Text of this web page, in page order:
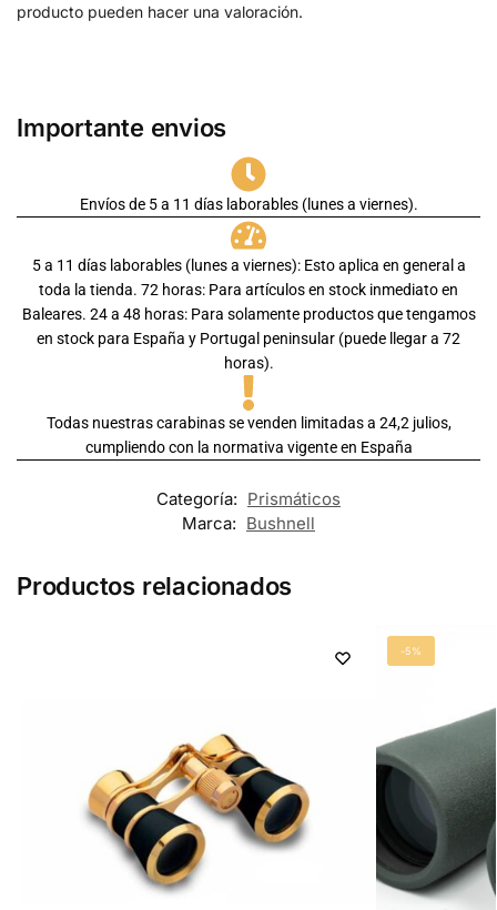
producto pueden hacer una valoración.
Importante envios
Envíos de 5 a 11 días laborables (lunes a viernes).
5 a 11 días laborables (lunes a viernes): Esto aplica en general a
toda la tienda. 72 horas: Para artículos en stock inmediato en
Baleares. 24 a 48 horas: Para solamente productos que tengamos
en stock para España y Portugal peninsular (puede llegar a 72
horas).
Todas nuestras carabinas se venden limitadas a 24,2 julios,
cumpliendo con la normativa vigente en España
Categoría: Prismáticos
Marca: Bushnell
Productos relacionados
-5%